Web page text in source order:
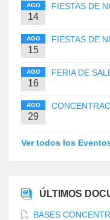
AGO
14
FIESTAS DE
AGO
15
FIESTAS DE
AGO
16
FERIA DE
AGO
29
Ver todos los
ÚLTIMOS
BASES